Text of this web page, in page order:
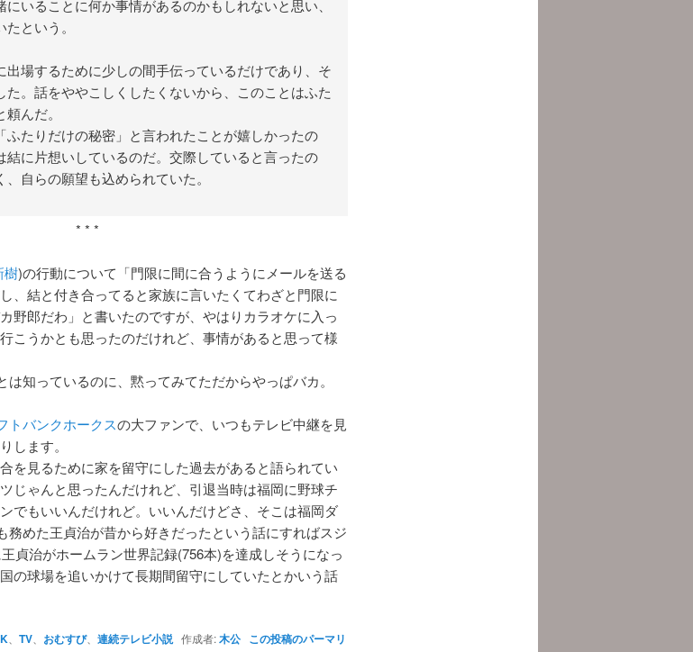
いることに何か事情があるのかもしれないと思い、
という。
場するために少しの間手伝っているだけであり、そ
。話をややこしくしたくないから、このことはふた
んだ。
たりだけの秘密」と言われたことが嬉しかったの
結に片想いしているのだ。交際していると言ったの
自らの願望も込められていた。
* * *
樹)の行動について「門限に間に合うようにメールを送る
、結と付き合ってると家族に言いたくてわざと門限に
野郎だわ」と書いたのですが、やはりカラオケに入っ
こうかとも思ったのだけれど、事情があると思って様
は知っているのに、黙ってみてただからやっぱバカ。
トバンクホークスの大ファンで、いつもテレビ中継を見
します。
を見るために家を留守にした過去があると語られてい
じゃんと思ったんだけれど、引退当時は福岡に野球チ
でもいいんだけれど。いいんだけどさ、そこは福岡ダ
務めた王貞治が昔から好きだったという話にすればスジ
貞治がホームラン世界記録(756本)を達成しそうになっ
の球場を追いかけて長期間留守にしていたとかいう話
TV、 おむすび、 連続テレビ小説作成者:木公 この投稿のパーマリ